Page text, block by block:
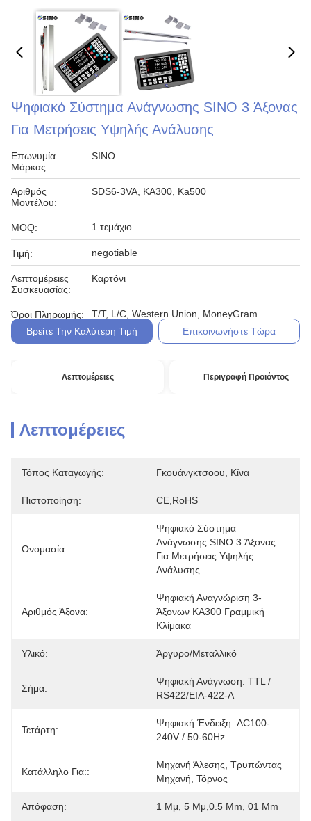
Ψηφιακό Σύστημα Ανάγνωσης SINO 3 Άξονας
Για Μετρήσεις Υψηλής Ανάλυσης
Επωνυμία
Μάρκας:
SINO
Αριθμός
Μοντέλου:
SDS6-3VA, KA300, Ka500
MOQ: 1 τεμάχιο
Τιμή: negotiable
Λεπτομέρειες
Συσκευασίας:
Καρτόνι
Όροι Πληρωμής:
T/T, L/C, Western Union, MoneyGram
Βρείτε Την Καλύτερη Τιμή
Επικοινωνήστε Τώρα
Λεπτομέρειες Περιγραφή Προϊόντος
Λεπτομέρειες
Τόπος Καταγωγής: Γκουάνγκτσοου, Κίνα
Πιστοποίηση: CE,RoHS
Ονομασία:
Ψηφιακό Σύστημα
Ανάγνωσης SINO 3 Άξονας
Για Μετρήσεις Υψηλής
Ανάλυσης
Αριθμός Άξονα:
Ψηφιακή Αναγνώριση 3-
Άξονων KA300 Γραμμική
Κλίμακα
Υλικό: Άργυρο/μεταλλικό
Σήμα:
Ψηφιακή Ανάγνωση: TTL /
RS422/EIA-422-A
Τετάρτη:
Ψηφιακή Ένδειξη: AC100-
240V / 50-60Hz
Κατάλληλο Για::
Μηχανή Άλεσης, Τρυπώντας
Μηχανή, Τόρνος
Απόφαση: 1 Μμ, 5 Μμ,0.5 Μm, 01 Μm